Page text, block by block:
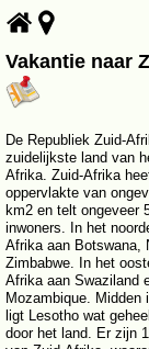
Vakantie naar
De Republiek Zuid-
zuidelijkste land van
Afrika. Zuid-Afrika
oppervlakte van
km2 en telt ongeveer
inwoners. In het
Afrika aan Botswana,
Zimbabwe. In het
Afrika aan Swaziland
Mozambique. Midden
ligt Lesotho wat
door het land. Er zijn